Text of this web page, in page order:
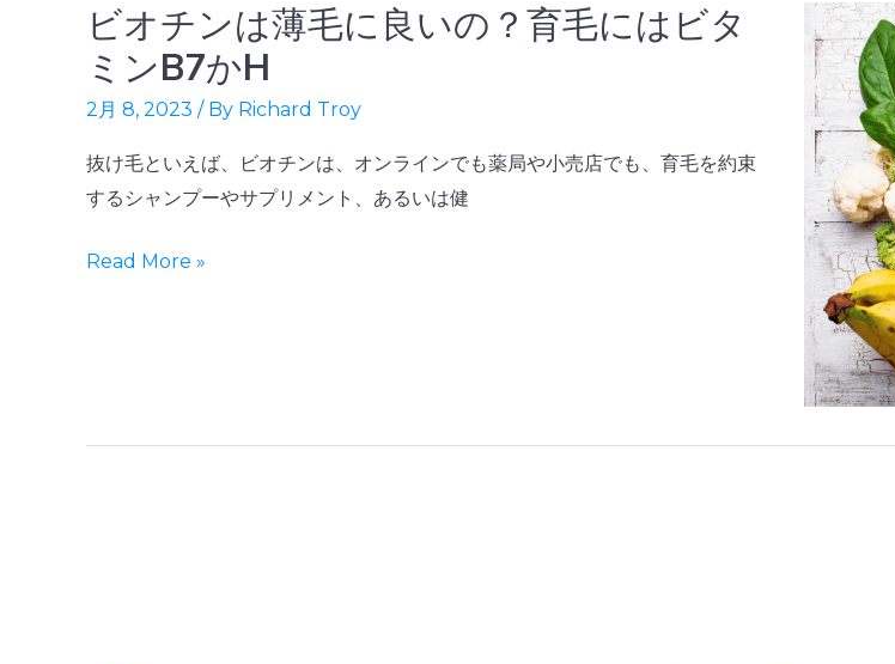
ン
ト：
実
際
に
効
は
ビオチンは薄毛に良いの？育毛にはビタ
ミンB7かH
2月 8, 2023 / By Richard Troy
抜け毛といえば、ビオチンは、オンラインでも薬局や小売店でも、育毛を約束
するシャンプーやサプリメント、あるいは健
ビ
オ
チ
ン
は
薄
に
Read More »